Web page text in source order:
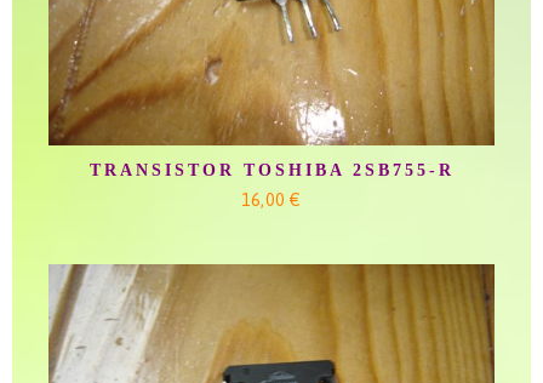
TRANSISTOR TOSHIBA 2SB755-R
16,00 €